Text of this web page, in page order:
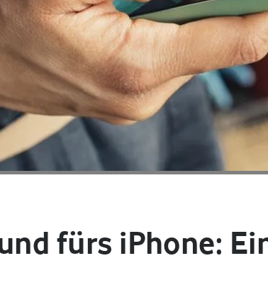
fürs iPhone: